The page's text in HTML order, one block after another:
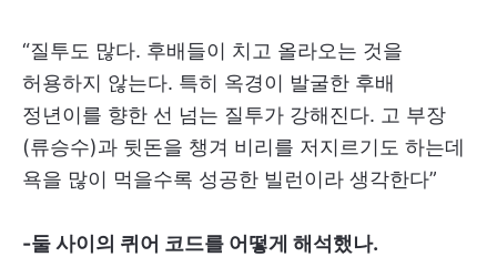
“질투도 많다. 후배들이 치고 올라오는 것을
허용하지 않는다. 특히 옥경이 발굴한 후배
정년이를 향한 선 넘는 질투가 강해진다. 고 부장
(류승수)과 뒷돈을 챙겨 비리를 저지르기도 하는데
욕을 많이 먹을수록 성공한 빌런이라 생각한다”
-둘 사이의 퀴어 코드를 어떻게 해석했나.